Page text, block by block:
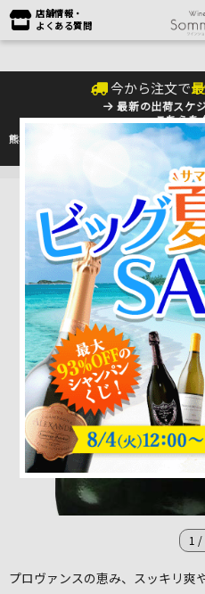
店舗情報・
よくある質問
今から注文で
最新の出荷スケ
こちらを
熊本地震の影響により九州への配送に遅
のHP
をご
1 /
プロヴァンスの恵み、スッキリ爽